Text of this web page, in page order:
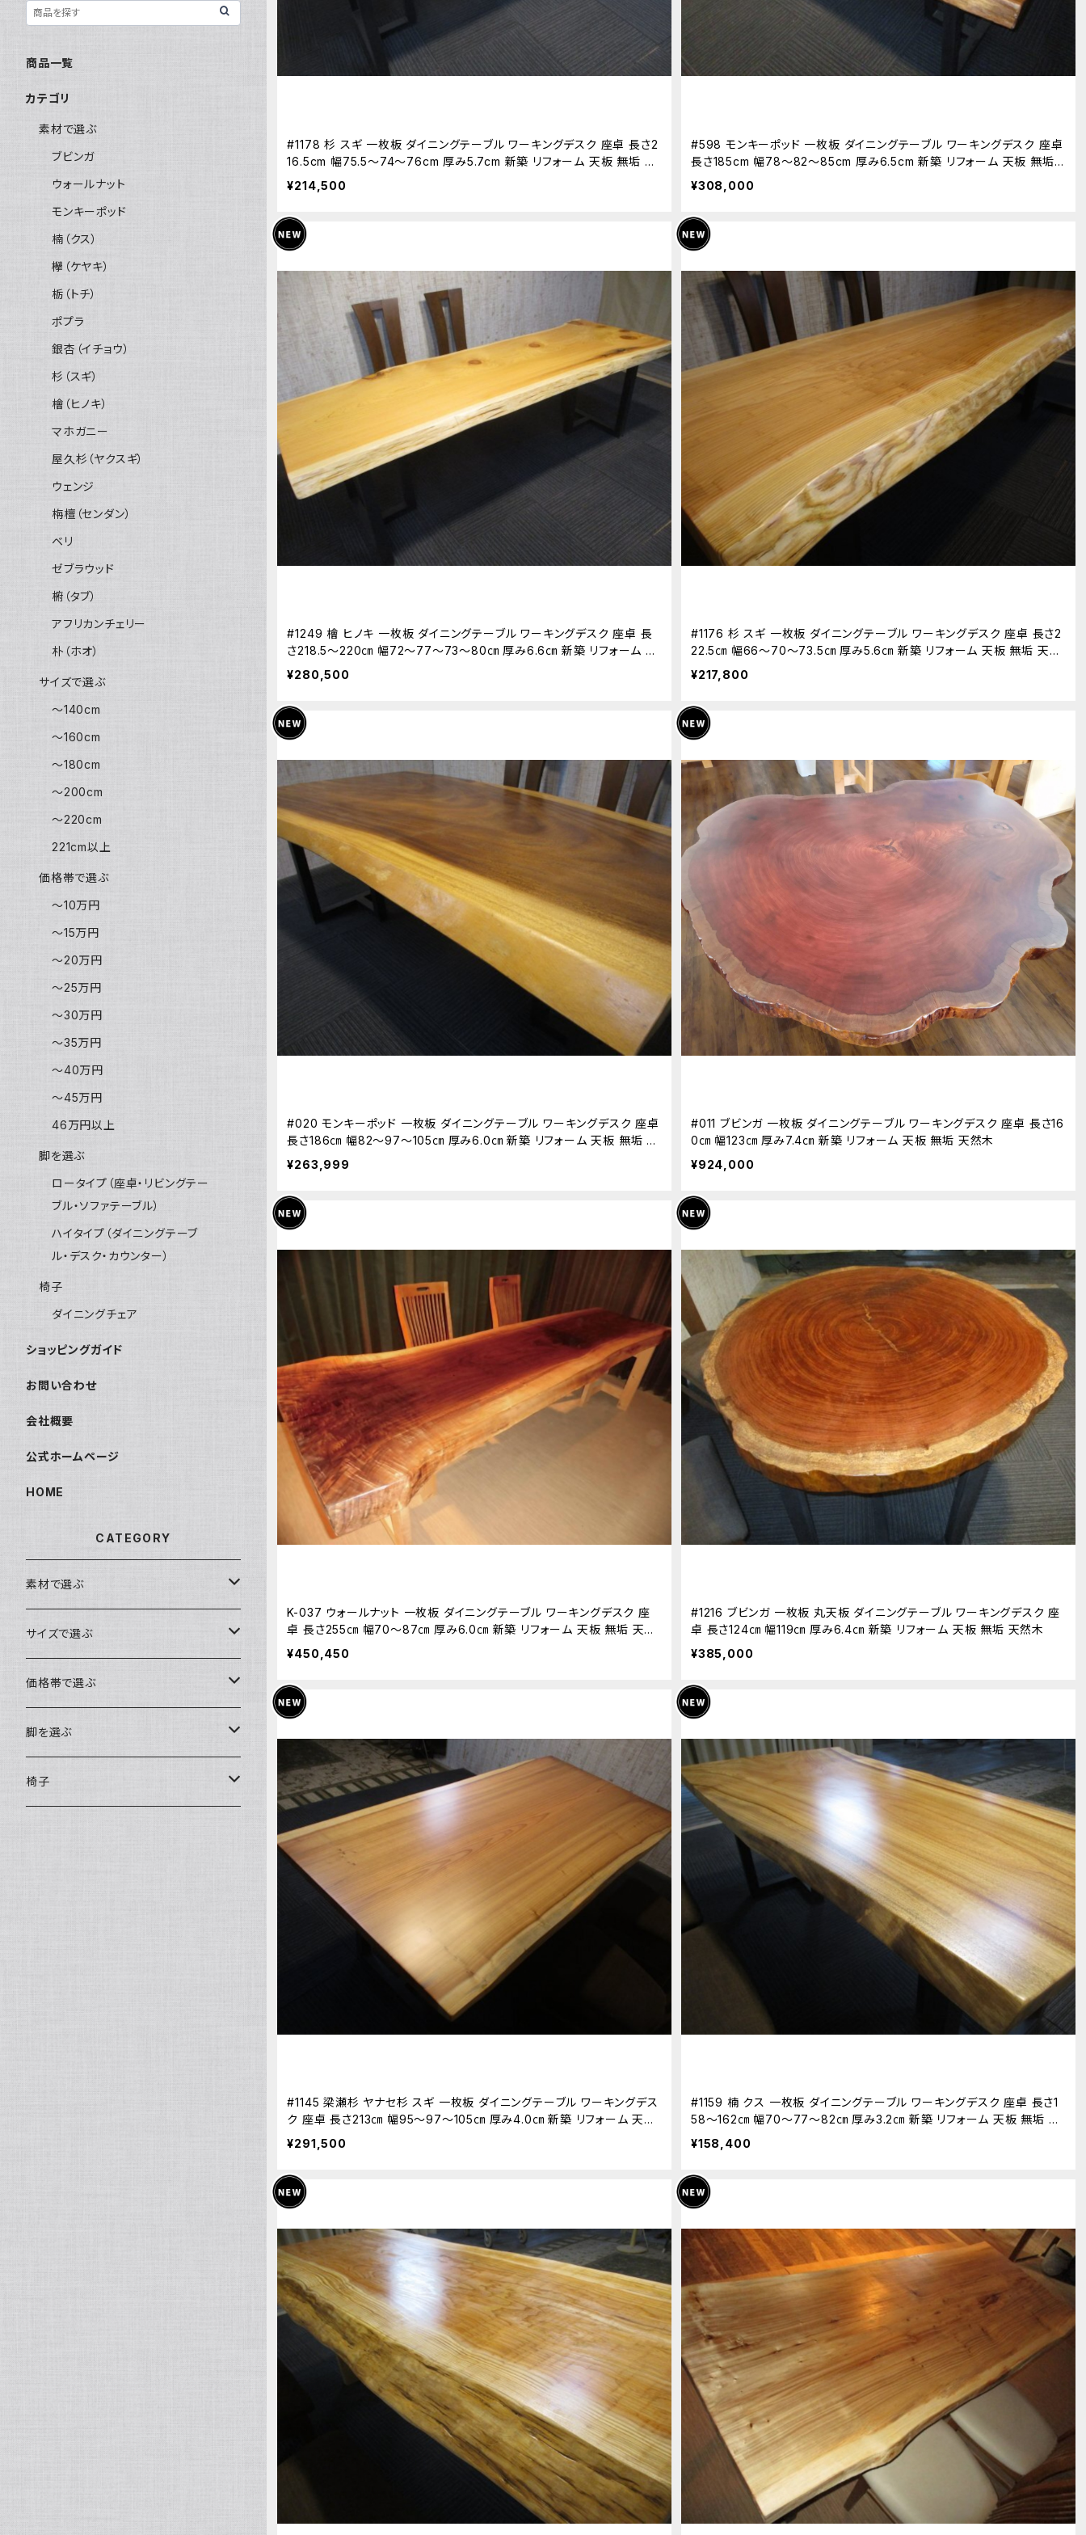
#1178 杉 スギ 一枚板 ダイニングテーブル ワーキングデスク 座卓 長さ2
16.5cm 幅75.5～74～76cm 厚み5.7cm 新築 リフォーム 天板 無垢 天
然木
¥214,500
#598 モンキーポッド 一枚板 ダイニングテーブル ワーキングデスク 座卓
長さ185cm 幅78～82～85cm 厚み6.5cm 新築 リフォーム 天板 無垢
天然木
¥308,000
#1249 檜 ヒノキ 一枚板 ダイニングテーブル ワーキングデスク 座卓 長
さ218.5～220㎝ 幅72～77～73～80㎝ 厚み6.6㎝ 新築 リフォーム 天
板 無垢 天然木
¥280,500
#1176 杉 スギ 一枚板 ダイニングテーブル ワーキングデスク 座卓 長さ2
22.5㎝ 幅66～70～73.5㎝ 厚み5.6㎝ 新築 リフォーム 天板 無垢 天然
木
¥217,800
#020 モンキーポッド 一枚板 ダイニングテーブル ワーキングデスク 座卓
長さ186㎝ 幅82～97～105㎝ 厚み6.0㎝ 新築 リフォーム 天板 無垢 天
然木
¥263,999
#011 ブビンガ 一枚板 ダイニングテーブル ワーキングデスク 座卓 長さ16
0㎝ 幅123㎝ 厚み7.4㎝ 新築 リフォーム 天板 無垢 天然木
¥924,000
K-037 ウォールナット 一枚板 ダイニングテーブル ワーキングデスク 座
卓 長さ255㎝ 幅70～87㎝ 厚み6.0㎝ 新築 リフォーム 天板 無垢 天然
木
¥450,450
#1216 ブビンガ 一枚板 丸天板 ダイニングテーブル ワーキングデスク 座
卓 長さ124㎝ 幅119㎝ 厚み6.4㎝ 新築 リフォーム 天板 無垢 天然木
¥385,000
#1145 梁瀬杉 ヤナセ杉 スギ 一枚板 ダイニングテーブル ワーキングデス
ク 座卓 長さ213㎝ 幅95～97～105㎝ 厚み4.0㎝ 新築 リフォーム 天板
無垢 天然木
¥291,500
#1159 楠 クス 一枚板 ダイニングテーブル ワーキングデスク 座卓 長さ1
58～162㎝ 幅70～77～82㎝ 厚み3.2㎝ 新築 リフォーム 天板 無垢 天
然木
¥158,400
商品一覧
カテゴリ
素材で選ぶ
ブビンガ
ウォールナット
モンキーポッド
楠（クス）
欅（ケヤキ）
栃（トチ）
ポプラ
銀杏（イチョウ）
杉（スギ）
檜（ヒノキ）
マホガニー
屋久杉（ヤクスギ）
ウェンジ
栴檀（センダン）
ベリ
ゼブラウッド
椨（タブ）
アフリカンチェリー
朴（ホオ）
サイズで選ぶ
～140cm
～160cm
～180cm
～200cm
～220cm
221cm以上
価格帯で選ぶ
～10万円
～15万円
～20万円
～25万円
～30万円
～35万円
～40万円
～45万円
46万円以上
脚を選ぶ
ロータイプ（座卓・リビングテー
ブル・ソファテーブル）
ハイタイプ（ダイニングテーブ
ル・デスク・カウンター）
椅子
ダイニングチェア
ショッピングガイド
お問い合わせ
会社概要
公式ホームページ
HOME
CATEGORY
素材で選ぶ
ブビンガ
ウォールナット
モンキーポッド
楠（クス）
サイズで選ぶ
～140cm
～160cm
～180cm
価格帯で選ぶ
～10万円
～15万円
脚を選ぶ
ロータイプ（座卓・リビングテーブル・ソ
ファテーブル）
椅子